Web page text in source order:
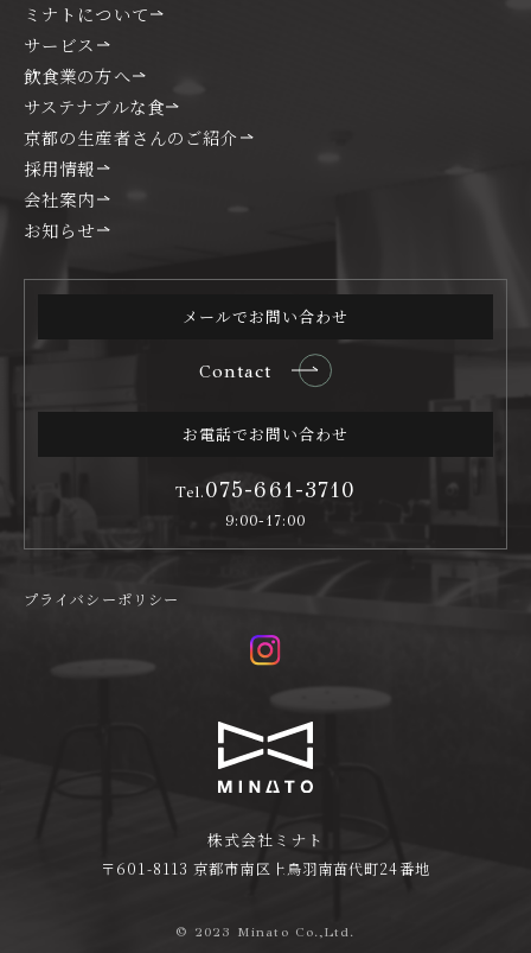
株式会社ミナト
〒601-8113 京都市南区上鳥羽南苗代町24番地
© 2023 Minato Co.,Ltd.
ミナトについて
サービス
飲食業の方へ
サステナブルな食
京都の生産者さんのご紹介
採用情報
会社案内
お知らせ
メールでお問い合わせ
Contact
お電話でお問い合わせ
Tel.075-661-3710
9:00-17:00
プライバシーポリシー